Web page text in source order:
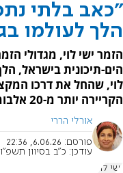
"כאב בלתי
הלך לעולמו
הזמר ישי לוי, מגדולי
הקריירה יותר מ-20 אלבומים.
אורלי הררי
פורסם: 6.06.26, 22:36
עודכן: כ"ב בסיוון תשפ"ו, 7.6.2026, 9:55:00
ישי לוי